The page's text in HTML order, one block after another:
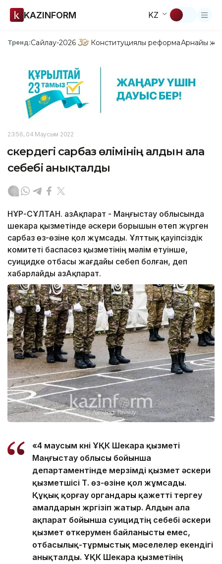
KAZINFORM KZ
Тренд:Сайлау-2026 Конституциялық реформаАрнайы
23:56, 04 Маусым 2022
Әскердегі сарбаз өлімінің алдын ала
себебі анықталды
НҰР-СҰЛТАН. ҚазАқпарат - Маңғыстау облысында
шекара қызметінде әскери борышын өтеп жүрген
сарбаз өз-өзіне қол жұмсады. Ұлттық қауіпсіздік
комитеті баспасөз қызметінің мәлім етуінше,
суицидке отбасы жағдайы себеп болған, деп
хабарлайды ҚазАқпарат.
«4 маусым күні ҰҚК Шекара қызметі
Маңғыстау облысы бойынша
департаментінде мерзімді қызмет әскери
қызметшісі Т. өз-өзіне қол жұмсады.
Құқық қорғау органдары қажетті тергеу
амалдарын жүргізіп жатыр. Алдын ала
ақпарат бойынша суицидтің себебі әскери
қызмет өткерумен байланысты емес,
отбасылық-тұрмыстық мәселелер екендігі
анықталды. ҰҚК Шекара қызметінің